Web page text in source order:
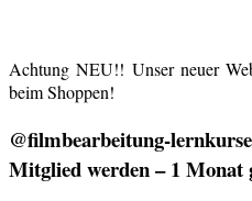
Achtung NEU!! Unser neuer
beim Shoppen!
@filmbearbeitung-
Mitglied werden – 1 Monat